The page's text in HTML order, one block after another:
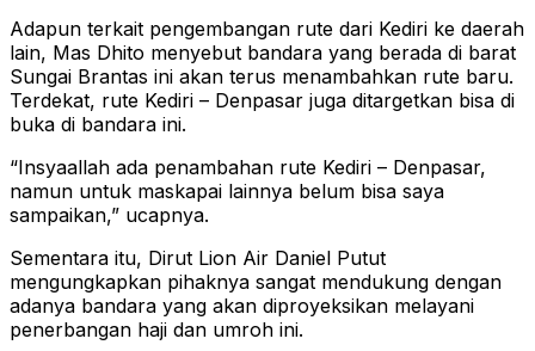
Adapun terkait pengembangan rute dari Kediri ke daerah
lain, Mas Dhito menyebut bandara yang berada di barat
Sungai Brantas ini akan terus menambahkan rute baru.
Terdekat, rute Kediri – Denpasar juga ditargetkan bisa di
buka di bandara ini.
“Insyaallah ada penambahan rute Kediri – Denpasar,
namun untuk maskapai lainnya belum bisa saya
sampaikan,” ucapnya.
Sementara itu, Dirut Lion Air Daniel Putut
mengungkapkan pihaknya sangat mendukung dengan
adanya bandara yang akan diproyeksikan melayani
penerbangan haji dan umroh ini.